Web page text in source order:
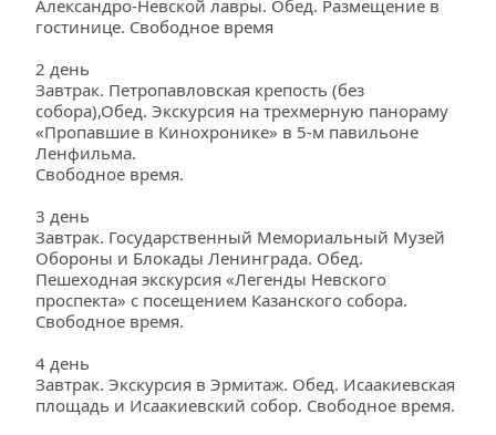
Александро-Невской лавры. Обед. Размещение в
гостинице. Свободное время
2 день
Завтрак. Петропавловская крепость (без
собора),Обед. Экскурсия на трехмерную панораму
«Пропавшие в Кинохронике» в 5-м павильоне
Ленфильма.
Свободное время.
3 день
Завтрак. Государственный Мемориальный Музей
Обороны и Блокады Ленинграда. Обед.
Пешеходная экскурсия «Легенды Невского
проспекта» с посещением Казанского собора.
Свободное время.
4 день
Завтрак. Экскурсия в Эрмитаж. Обед. Исаакиевская
площадь и Исаакиевский собор. Свободное время.